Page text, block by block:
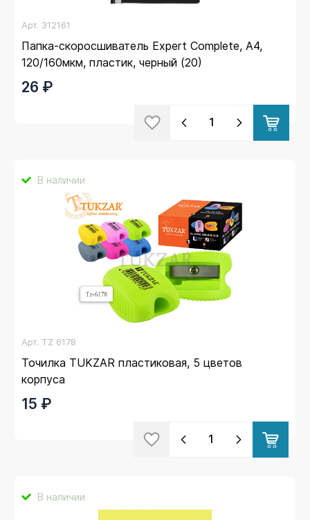
Арт. 312161
Папка-скоросшиватель Expert Complete, А4,
120/160мкм, пластик, черный (20)
26 ₽
В наличии
Арт. TZ 6178
Точилка TUKZAR пластиковая, 5 цветов
корпуса
15 ₽
В наличии